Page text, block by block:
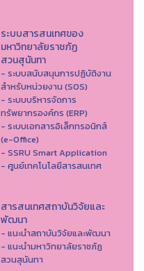
ระบบสารสนเทศของ
มหาวิทยาลัยราชภัฏ
สวนสุนันทา
- ระบบสนับสนุนการปฏิบัติงาน
สำหรับหน่วยงาน (SOS)
- ระบบบริหารจัดการ
ทรัพยากรองค์กร (ERP)
- ระบบเอกสารอิเล็กทรอนิกส์
(e-Office)
- SSRU Smart Application
- ศูนย์เทคโนโลยีสารสนเทศ
สารสนเทศสถาบันวิจัยและ
พัฒนา
- แนะนำสถาบันวิจัยและพัฒนา
- แนะนำมหาวิทยาลัยราชภัฏ
สวนสุนันทา